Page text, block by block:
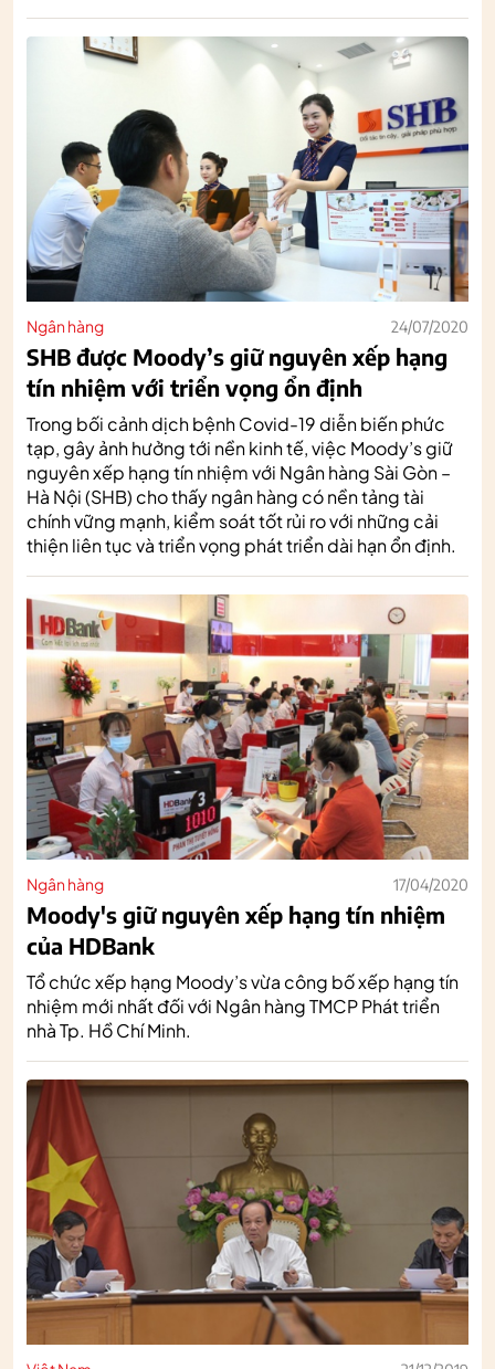
Ngân hàng 24/07/2020
SHB được Moody’s giữ nguyên xếp hạng
tín nhiệm với triển vọng ổn định
Trong bối cảnh dịch bệnh Covid-19 diễn biến phức
tạp, gây ảnh hưởng tới nền kinh tế, việc Moody’s giữ
nguyên xếp hạng tín nhiệm với Ngân hàng Sài Gòn –
Hà Nội (SHB) cho thấy ngân hàng có nền tảng tài
chính vững mạnh, kiểm soát tốt rủi ro với những cải
thiện liên tục và triển vọng phát triển dài hạn ổn định.
Ngân hàng 17/04/2020
Moody's giữ nguyên xếp hạng tín nhiệm
của HDBank
Tổ chức xếp hạng Moody’s vừa công bố xếp hạng tín
nhiệm mới nhất đối với Ngân hàng TMCP Phát triển
nhà Tp. Hồ Chí Minh.